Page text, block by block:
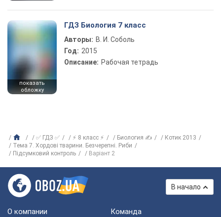
показать
обложку
ГДЗ Биология 7 класс
Авторы: В. И. Соболь
Год: 2015
Описание: Рабочая тетрадь
✅ ГДЗ ✅ ⚡ 8 класс ⚡ Биология ✍
Котик 2013
Тема 7. Хордові тварини. Безчерепні. Риби
Підсумковий контроль
Варіант 2
В начало
О компании Команда